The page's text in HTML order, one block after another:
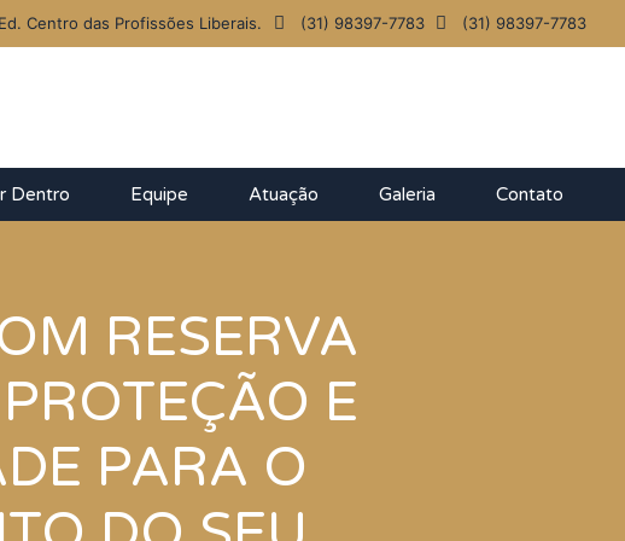
Centro das Profissões Liberais. (31) 98397-7783 (31) 98397-7783
Dentro Equipe Atuação Galeria Contato
RESERVA
E
PARA O